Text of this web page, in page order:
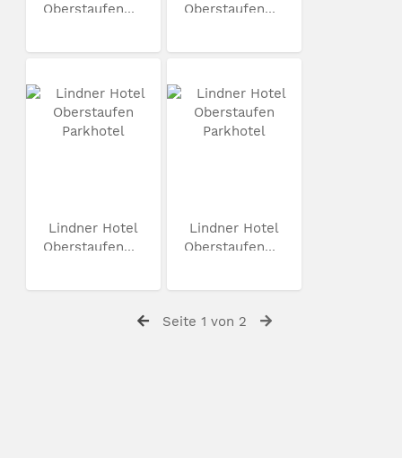
Oberstaufen...
Oberstaufen...
Lindner Hotel
Oberstaufen...
Lindner Hotel
Oberstaufen...
Seite 1 von 2